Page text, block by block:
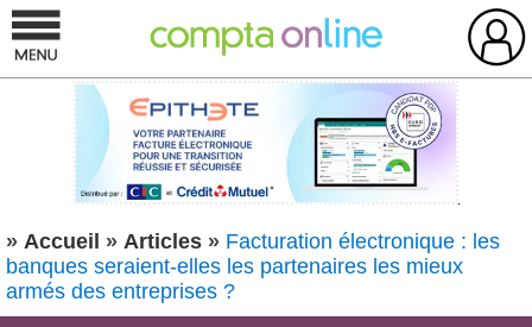
» Accueil » Articles » Facturation électronique : les
banques seraient-elles les partenaires les mieux
armés des entreprises ?